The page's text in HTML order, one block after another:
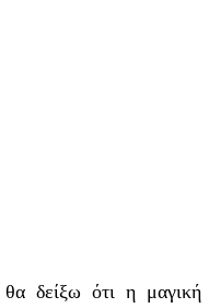
δείξω ότι η μαγική